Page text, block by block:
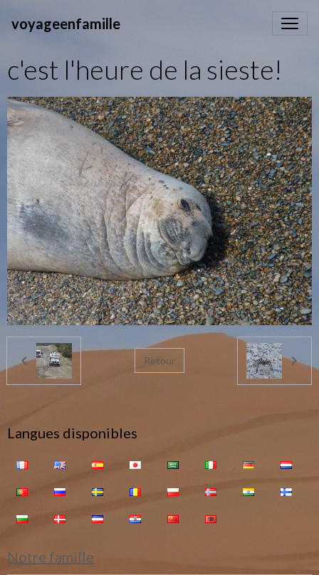
voyageenfamille
c'est l'heure de la sieste!
Retour
Langues disponibles
Notre famille